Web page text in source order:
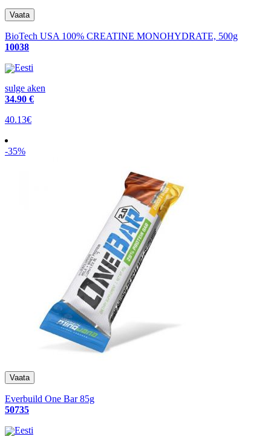
BioTech USA 100% CREATINE MONOHYDRATE, 500g
10038
Eesti
sulge aken
34.90 €
40.13€
-35%
Everbuild One Bar 85g
50735
Eesti